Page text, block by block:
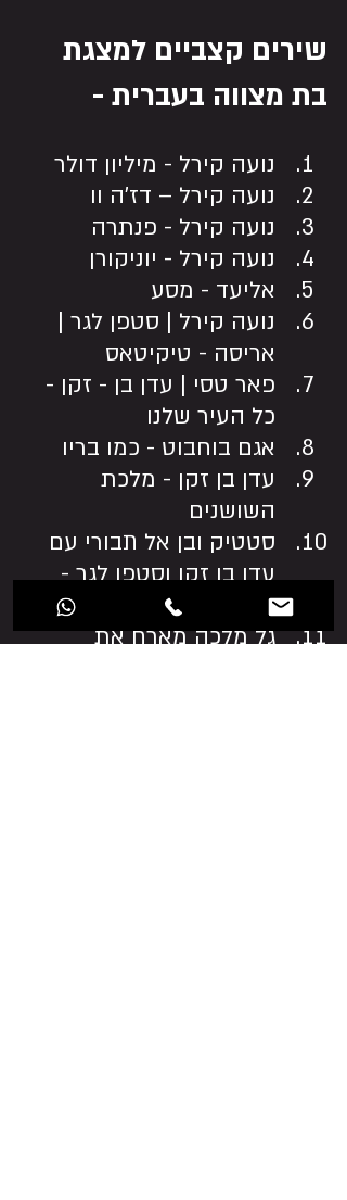
שירים קצביים למצגת
בת מצווה בעברית -
נועה קירל - מיליון דולר
נועה קירל – דז'ה וו
נועה קירל - פנתרה
נועה קירל - יוניקורן
אליעד - מסע
נועה קירל | סטפן לגר |
אריסה - טיקיטאס
פאר טסי | עדן בן - זקן -
כל העיר שלנו
אגם בוחבוט - כמו בריו
עדן בן זקן - מלכת
השושנים
סטטיק ובן אל תבורי עם
עדן בן זקן וסטפן לגר -
יאסו
גל מלכה מארח את